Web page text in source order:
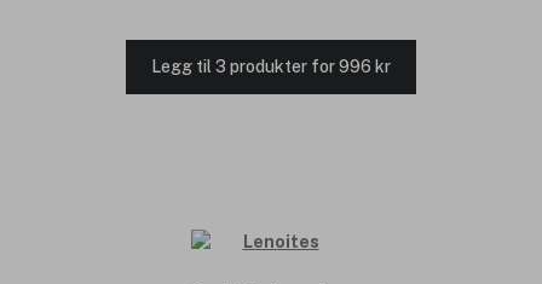
Legg til 3 produkter for 996 kr